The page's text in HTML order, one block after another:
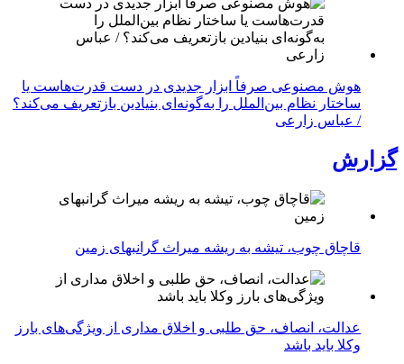
هوش مصنوعی صرفاً ابزار جدیدی در دست قدرت‌هاست یا
ساختار نظام بین‌الملل را به‌گونه‌ای بنیادین بازتعریف می‌کند؟
/ عباس زارعی
گزارش
قاچاق چوب، تیشه به ریشه میراث گرانبهای زمین
عدالت، انصاف، حق طلبی و اخلاق مداری از ویژگی‌های بارز
وکلا باید باشد